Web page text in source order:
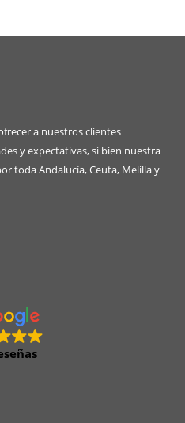
a nuestros clientes
y expectativas, si bien nuestra
toda Andalucía, Ceuta, Melilla y